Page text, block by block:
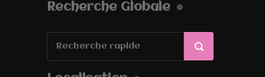
Recherche Globale